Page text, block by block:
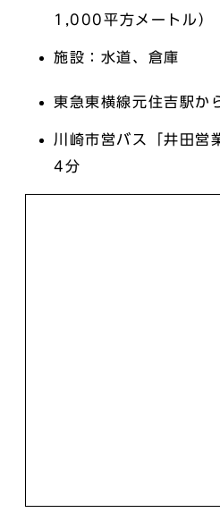
1,000平方メートル）
施設：水道、倉庫
東急東横線元住吉駅か
川崎市営バス「井田営
4分